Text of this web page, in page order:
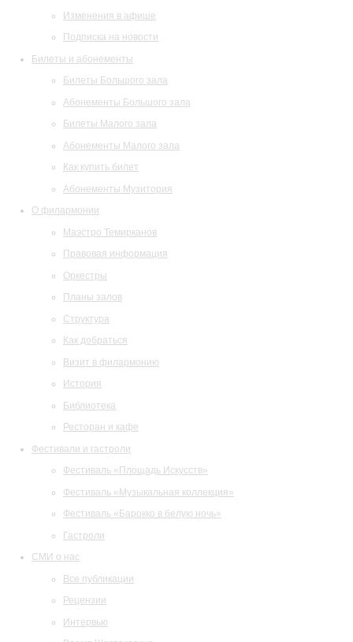
Изменения в афише
Подписка на новости
Билеты и абонементы
Билеты Большого зала
Абонементы Большого зала
Билеты Малого зала
Абонементы Малого зала
Как купить билет
Абонементы Музитория
О филармонии
Маэстро Темирканов
Правовая информация
Оркестры
Планы залов
Структура
Как добраться
Визит в филармонию
История
Библиотека
Ресторан и кафе
Фестивали и гастроли
Фестиваль «Площадь Искусств»
Фестиваль «Музыкальная коллекция»
Фестиваль «Барокко в белую ночь»
Гастроли
СМИ о нас
Все публикации
Рецензии
Интервью